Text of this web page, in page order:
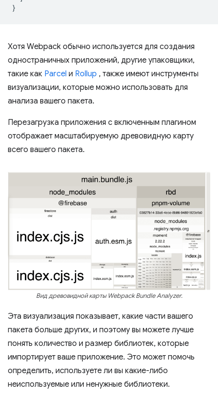
}
Хотя Webpack обычно используется для создания
одностраничных приложений, другие упаковщики,
такие как Parcel и Rollup , также имеют инструменты
визуализации, которые можно использовать для
анализа вашего пакета.
Перезагрузка приложения с включенным плагином
отображает масштабируемую древовидную карту
всего вашего пакета.
Вид древовидной карты Webpack Bundle Analyzer.
Эта визуализация показывает, какие части вашего
пакета больше других, и поэтому вы можете лучше
понять количество и размер библиотек, которые
импортирует ваше приложение. Это может помочь
определить, используете ли вы какие-либо
неиспользуемые или ненужные библиотеки.